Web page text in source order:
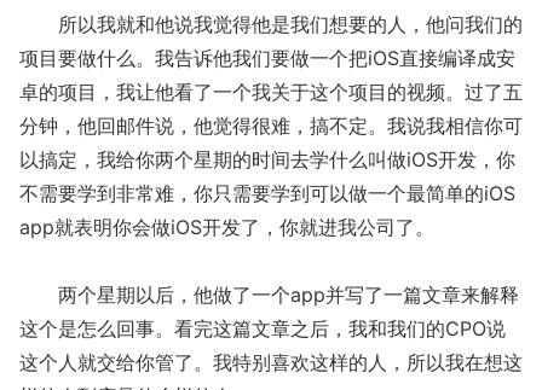
所以我就和他说我觉得他是我们想要的人，他问我们的
项目要做什么。我告诉他我们要做一个把iOS直接编译成安
卓的项目，我让他看了一个我关于这个项目的视频。过了五
分钟，他回邮件说，他觉得很难，搞不定。我说我相信你可
以搞定，我给你两个星期的时间去学什么叫做iOS开发，你
不需要学到非常难，你只需要学到可以做一个最简单的iOS
app就表明你会做iOS开发了，你就进我公司了。
两个星期以后，他做了一个app并写了一篇文章来解释
这个是怎么回事。看完这篇文章之后，我和我们的CPO说
这个人就交给你管了。我特别喜欢这样的人，所以我在想这